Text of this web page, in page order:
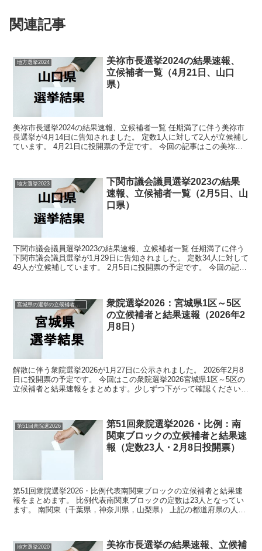
関連記事
地方選挙2024
美祢市長選挙2024の結果速報、
立候補者一覧（4月21日、山口
県）
美祢市長選挙2024の結果速報、立候補者一覧 任期満了に伴う美祢市
長選挙が4月14日に告知されました。 定数1人に対して2人が立候補し
ています。 4月21日に投開票の予定です。 今回の記事はこの美祢市
地方選挙2023
下関市議会議員選挙2023の結果
速報、立候補者一覧（2月5日、山
口県）
下関市議会議員選挙2023の結果速報、立候補者一覧 任期満了に伴う
下関市議会議員選挙が1月29日に告知されました。 定数34人に対して
49人が立候補しています。 2月5日に投開票の予定です。 今回の記事
宮城県の選挙の立候補者と結果速報一覧
衆院選挙2026：宮城県1区～5区
の立候補者と結果速報（2026年2
月8日）
解散に伴う衆院選挙2026が1月27日に公示されました。 2026年2月8
日に投開票の予定です。 今回はこの衆院選挙2026宮城県1区～5区の
立候補者と結果速報をまとめます。少しずつ下がって確認ください
第51回衆院選2026
第51回衆院選挙2026・比例：南
関東ブロックの立候補者と結果速
報（定数23人・2月8日投開票）
第51回衆院選挙2026・比例代表南関東ブロックの立候補者と結果速
報をまとめます。 比例代表南関東ブロックの定数は23人となってい
ます。 南関東（千葉県，神奈川県，山梨県） 上記の都道府県の人が
地方選挙2020
美祢市長選挙の結果速報、立候補